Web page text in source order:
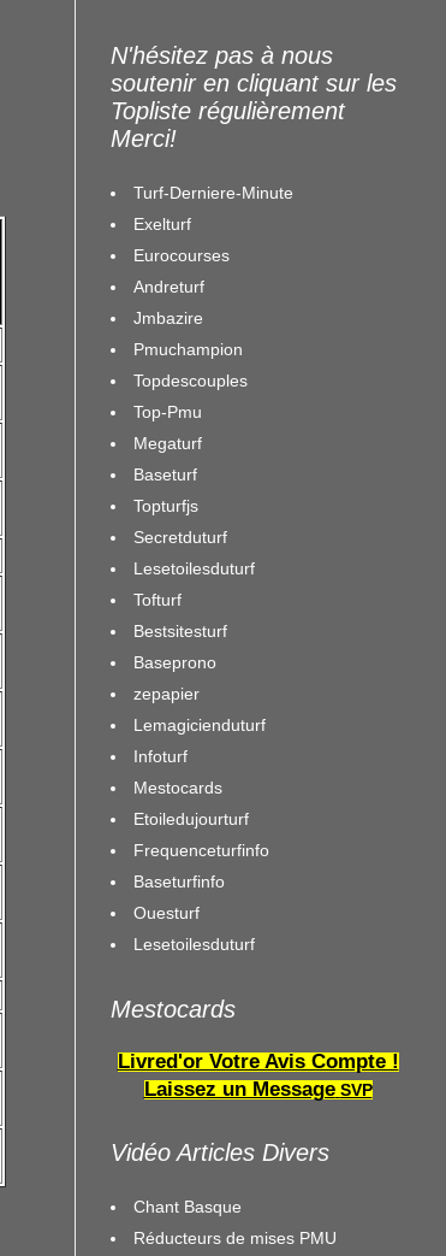
N'hésitez pas à nous
soutenir en cliquant sur les
Topliste régulièrement
Merci!
Turf-Derniere-Minute
Exelturf
Eurocourses
Andreturf
Jmbazire
Pmuchampion
Topdescouples
Top-Pmu
Megaturf
Baseturf
Topturfjs
Secretduturf
Lesetoilesduturf
Tofturf
Bestsitesturf
Baseprono
zepapier
Lemagicienduturf
Infoturf
Mestocards
Etoiledujourturf
Frequenceturfinfo
Baseturfinfo
Ouesturf
Lesetoilesduturf
Mestocards
Livred'or Votre Avis Compte !
Laissez un Message SVP
Vidéo Articles Divers
Chant Basque
Réducteurs de mises PMU